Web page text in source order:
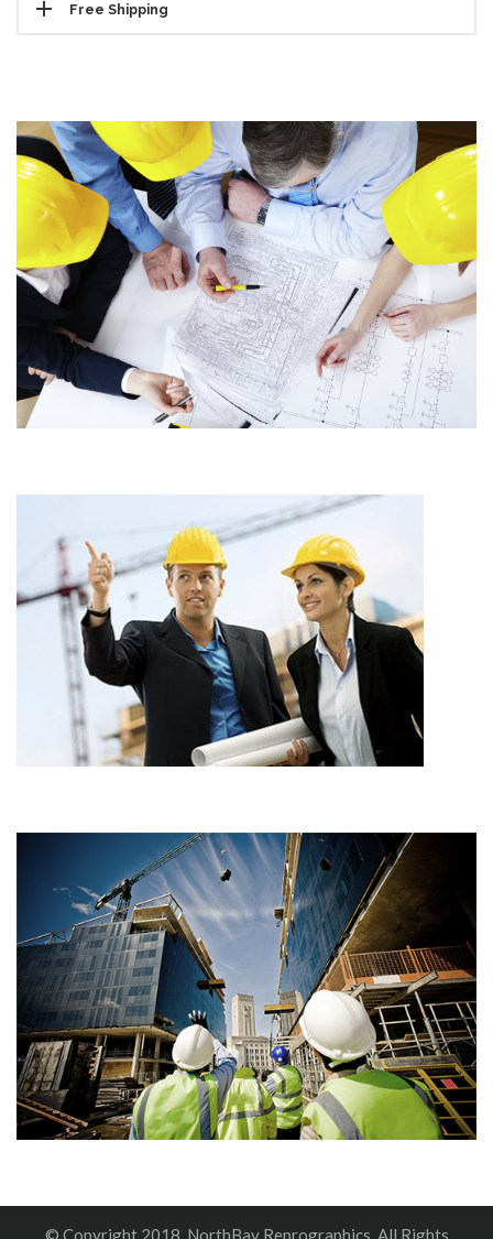
Free Shipping
© Copyright 2018, NorthBay Reprographics. All Rights